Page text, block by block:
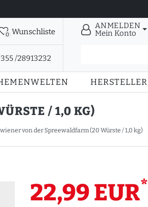
0 Wunschliste
/28913232
ANMELDEN
Mein Konto
HERSTELLER
/ 1,0 KG)
von der Spreewaldfarm (20 Würste / 1,0 kg)
22,99 EUR*